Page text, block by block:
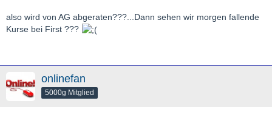
also wird von AG abgeraten???...Dann sehen wir morgen fallende
Kurse bei First ???
onlinefan
5000g Mitglied